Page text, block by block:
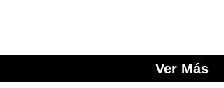
Ver Más